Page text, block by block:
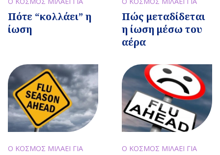
Πότε “κολλάει” η
ίωση
Πώς μεταδίδεται
η ίωση μέσω του
αέρα
Ο ΚΟΣΜΟΣ ΜΙΛΑΕΙ ΓΙΑ Ο ΚΟΣΜΟΣ ΜΙΛΑΕΙ ΓΙΑ